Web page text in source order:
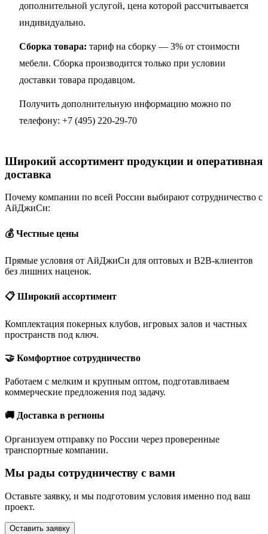
дополнительной услугой, цена которой рассчитывается
индивидуально.
Сборка товара: тариф на сборку — 3% от стоимости
мебели. Сборка производится только при условии
доставки товара продавцом.
Получить дополнительную информацию можно по
телефону: +7 (495) 220-29-70
Широкий ассортимент продукции и оперативная
доставка
Почему компании по всей России выбирают сотрудничество с
АйДжиСи:
💰 Честные цены
Прямые условия от АйДжиСи для оптовых и B2B-клиентов
без лишних наценок.
📋 Широкий ассортимент
Комплектация покерных клубов, игровых залов и частных
пространств под ключ.
🤝 Комфортное сотрудничество
Работаем с мелким и крупным оптом, подготавливаем
коммерческие предложения под задачу.
🚚 Доставка в регионы
Организуем отправку по России через проверенные
транспортные компании.
Мы рады сотрудничеству с вами
Оставьте заявку, и мы подготовим условия именно под ваш
проект.
Оставить заявку